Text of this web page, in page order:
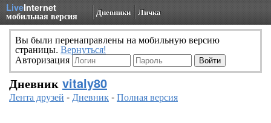
LiveInternet
мобильная версия Дневники Личка
Вы были перенаправлены на мобильную версию
страницы. Вернуться!
Авторизация
Дневник vitaly80
Лента друзей -Дневник-Полная версия